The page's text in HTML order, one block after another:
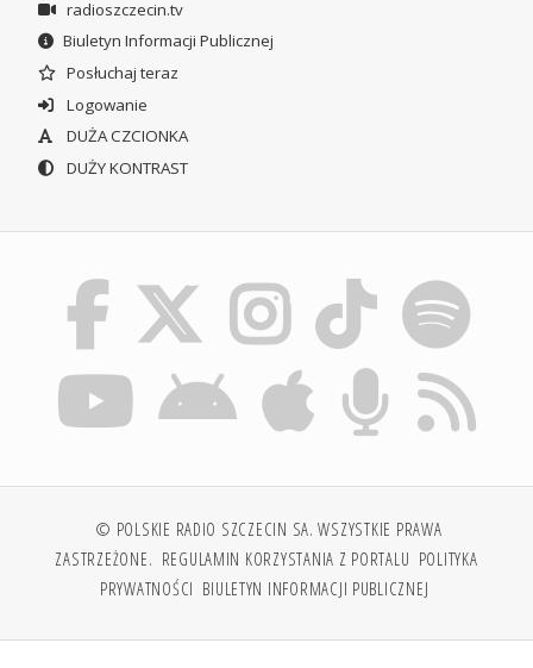
radioszczecin.tv
Biuletyn Informacji Publicznej
Posłuchaj teraz
Logowanie
DUŻA CZCIONKA
DUŻY KONTRAST
© POLSKIE RADIO SZCZECIN SA. WSZYSTKIE PRAWA
ZASTRZEŻONE. REGULAMIN KORZYSTANIA Z PORTALU POLITYKA
PRYWATNOŚCI BIULETYN INFORMACJI PUBLICZNEJ